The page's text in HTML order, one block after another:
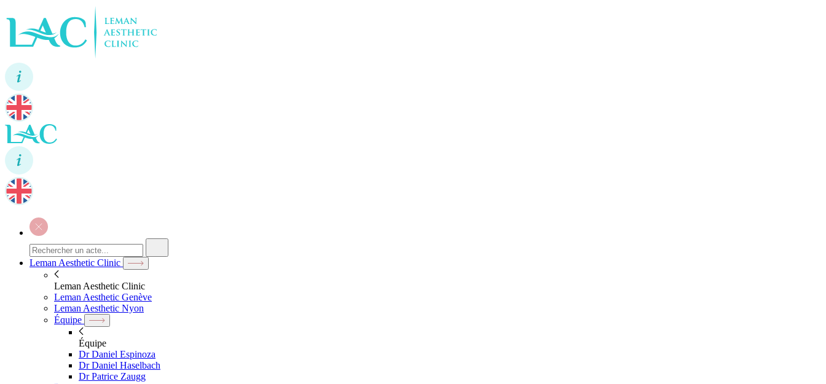
Leman Aesthetic Clinic
Leman Aesthetic Clinic
Leman Aesthetic Genève
Leman Aesthetic Nyon
Équipe
Équipe
Dr Daniel Espinoza
Dr Daniel Haselbach
Dr Patrice Zaugg